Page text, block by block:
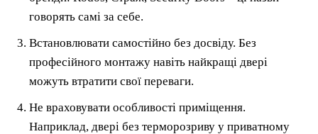
говорять самі за себе.
Встановлювати самостійно без досвіду. Без
професійного монтажу навіть найкращі двері
можуть втратити свої переваги.
Не враховувати особливості приміщення.
Наприклад, двері без терморозриву у приватному